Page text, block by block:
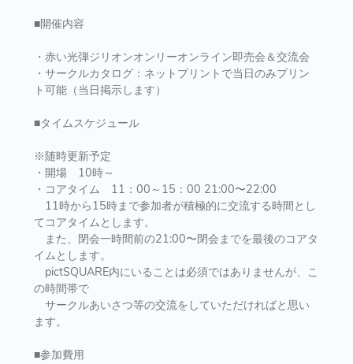
■開催内容
・赤い光弾ジリオンオンリーオンライン即売会＆交流会
・サークルカタログ：ネットプリントで当日のみプリン
ト可能（当日掲示します）
■タイムスケジュール
※随時更新予定
・開場 10時～
・コアタイム 11：00～15：00 21:00〜22:00
11時から15時まで参加者が積極的に交流する時間とし
てコアタイムとします。
また、閉会一時間前の21:00〜閉会までを最後のコアタ
イムとします。
pictSQUARE内にいることは必須ではありませんが、こ
の時間帯で
サークルあいさつ等の交流をしていただければと思い
ます。
■参加費用